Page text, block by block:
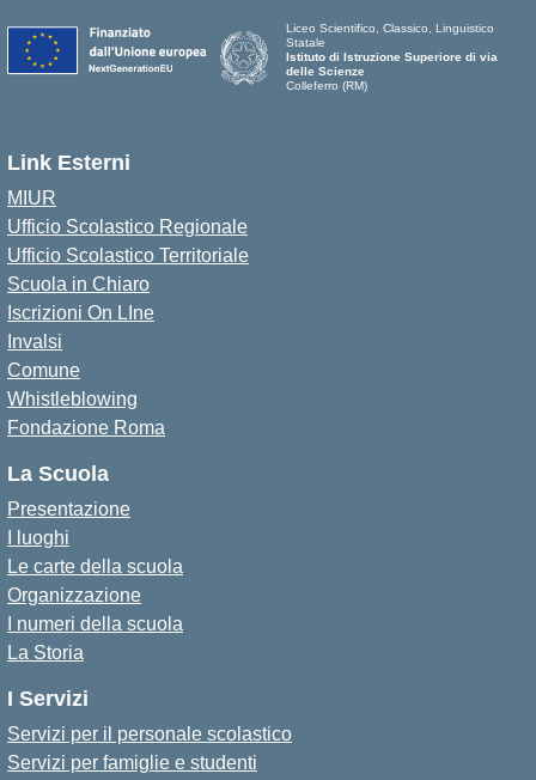
Liceo Scientifico, Classico, Linguistico
Statale
Istituto di Istruzione Superiore di via
delle Scienze
Colleferro (RM)
Link Esterni
MIUR
Ufficio Scolastico Regionale
Ufficio Scolastico Territoriale
Scuola in Chiaro
Iscrizioni On LIne
Invalsi
Comune
Whistleblowing
Fondazione Roma
La Scuola
Presentazione
I luoghi
Le carte della scuola
Organizzazione
I numeri della scuola
La Storia
I Servizi
Servizi per il personale scolastico
Servizi per famiglie e studenti